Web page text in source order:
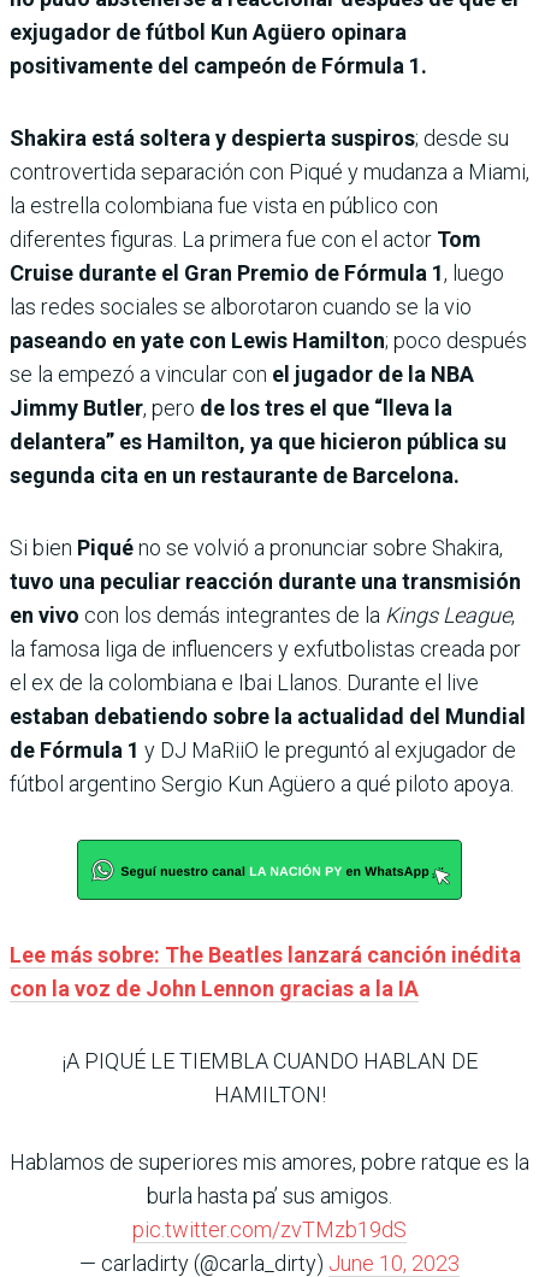
exjugador de fútbol Kun Agüero opinara
positivamente del campeón de Fórmula 1.
Shakira está soltera y despierta suspiros; desde su
controvertida separación con Piqué y mudanza a Miami,
la estrella colombiana fue vista en público con
diferentes figuras. La primera fue con el actor Tom
Cruise durante el Gran Premio de Fórmula 1, luego
las redes sociales se alborotaron cuando se la vio
paseando en yate con Lewis Hamilton; poco después
se la empezó a vincular con el jugador de la NBA
Jimmy Butler, pero de los tres el que “lleva la
delantera” es Hamilton, ya que hicieron pública su
segunda cita en un restaurante de Barcelona.
Si bien Piquéno se volvió a pronunciar sobre Shakira,
tuvo una peculiar reacción durante una transmisión
en vivo con los demás integrantes de la Kings League,
la famosa liga de influencers y exfutbolistas creada por
el ex de la colombiana e Ibai Llanos. Durante el live
estaban debatiendo sobre la actualidad del Mundial
de Fórmula 1 y DJ MaRiiO le preguntó al exjugador de
fútbol argentino Sergio Kun Agüero a qué piloto apoya.
Lee más sobre: The Beatles lanzará canción inédita
con la voz de John Lennon gracias a la IA
¡A PIQUÉ LE TIEMBLA CUANDO HABLAN DE
HAMILTON!
Hablamos de superiores mis amores, pobre ratque es la
burla hasta pa’ sus amigos.
pic.twitter.com/zvTMzb19dS
— carladirty (@carla_dirty) June 10, 2023